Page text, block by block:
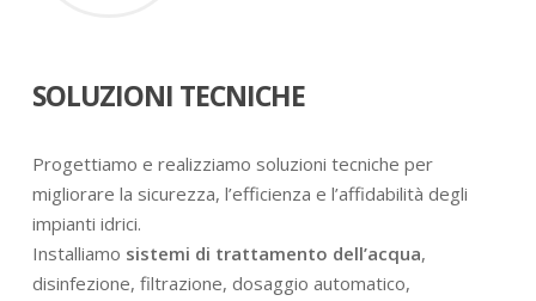
SOLUZIONI TECNICHE
Progettiamo e realizziamo soluzioni tecniche per
migliorare la sicurezza, l’efficienza e l’affidabilità degli
impianti idrici.
Installiamo sistemi di trattamento dell’acqua,
disinfezione, filtrazione, dosaggio automatico,